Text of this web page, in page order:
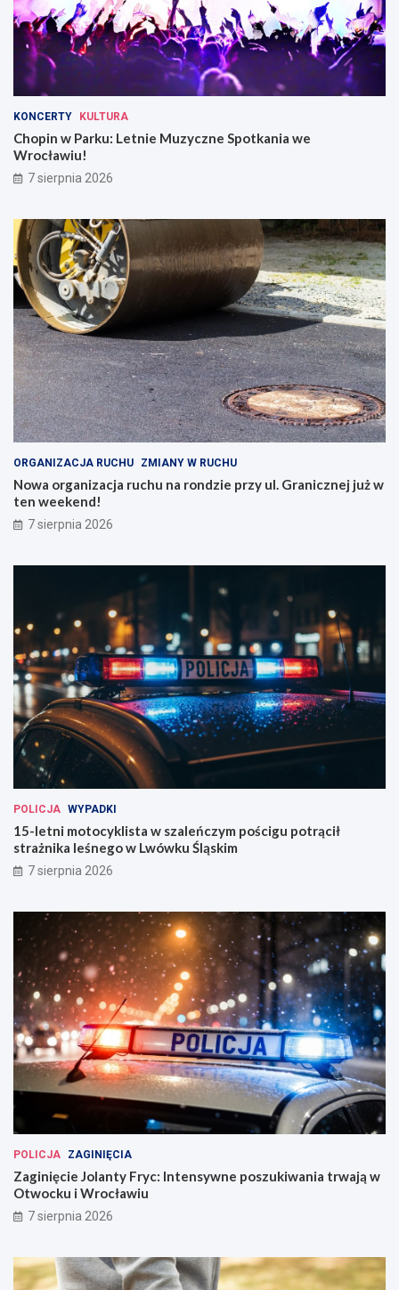
KONCERTY KULTURA
Chopin w Parku: Letnie Muzyczne Spotkania we
Wrocławiu!
7 sierpnia 2026
ORGANIZACJA RUCHU ZMIANY W RUCHU
Nowa organizacja ruchu na rondzie przy ul. Granicznej już w
ten weekend!
7 sierpnia 2026
POLICJA WYPADKI
15-letni motocyklista w szaleńczym pościgu potrącił
strażnika leśnego w Lwówku Śląskim
7 sierpnia 2026
POLICJA ZAGINIĘCIA
Zaginięcie Jolanty Fryc: Intensywne poszukiwania trwają w
Otwocku i Wrocławiu
7 sierpnia 2026